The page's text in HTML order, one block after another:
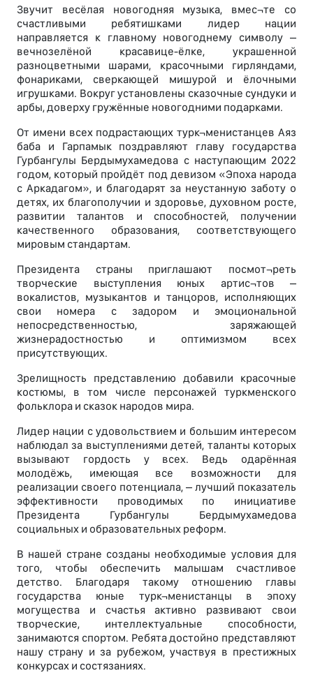
Звучит весёлая новогодняя музыка, вмес¬те со
счастливыми ребятишками лидер нации
направляется к главному новогоднему символу –
вечнозелёной красавице-ёлке, украшенной
разноцветными шарами, красочными гирляндами,
фонариками, сверкающей мишурой и ёлочными
игрушками. Вокруг установлены сказочные сундуки и
арбы, доверху гружённые новогодними подарками.
От имени всех подрастающих турк¬менистанцев Аяз
баба и Гарпамык поздравляют главу государства
Гурбангулы Бердымухамедова с наступающим 2022
годом, который пройдёт под девизом «Эпоха народа
с Аркадагом», и благодарят за неустанную заботу о
детях, их благополучии и здоровье, духовном росте,
развитии талантов и способностей, получении
качественного образования, соответствующего
мировым стандартам.
Президента страны приглашают посмот¬реть
творческие выступления юных артис¬тов –
вокалистов, музыкантов и танцоров, исполняющих
свои номера с задором и эмоциональной
непосредственностью, заряжающей
жизнерадостностью и оптимизмом всех
присутствующих.
Зрелищность представлению добавили красочные
костюмы, в том числе персонажей туркменского
фольклора и сказок народов мира.
Лидер нации с удовольствием и большим интересом
наблюдал за выступлениями детей, таланты которых
вызывают гордость у всех. Ведь одарённая
молодёжь, имеющая все возможности для
реализации своего потенциала, – лучший показатель
эффективности проводимых по инициативе
Президента Гурбангулы Бердымухамедова
социальных и образовательных реформ.
В нашей стране созданы необходимые условия для
того, чтобы обеспечить малышам счастливое
детство. Благодаря такому отношению главы
государства юные турк¬менистанцы в эпоху
могущества и счастья активно развивают свои
творческие, интеллектуальные способности,
занимаются спортом. Ребята достойно представляют
нашу страну и за рубежом, участвуя в престижных
конкурсах и состязаниях.